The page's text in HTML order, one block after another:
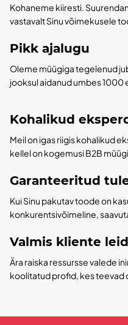
Kohaneme kiiresti.
vastavalt Sinu võimekusele
Pikk ajalugu
Oleme müügiga tegelenud
jooksul aidanud umbes 1000
Kohalikud
Meil on igas riigis kohalikud
kellel on kogemusi B2B
Garanteeritud
Kui Sinu pakutav toode on
konkurentsivõimeline,
Valmis kliente
Ära raiska ressursse valede
koolitatud profid, kes teevad